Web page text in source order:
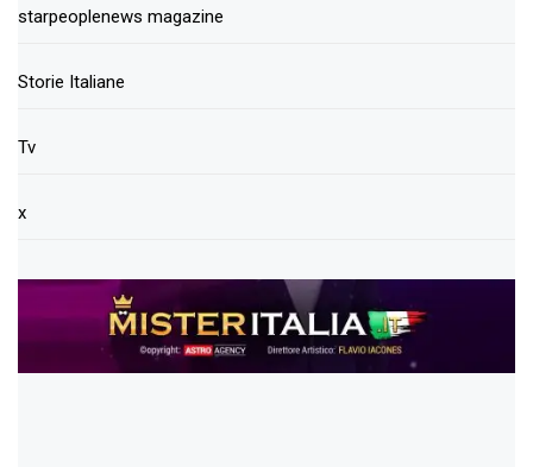
starpeoplenews magazine
Storie Italiane
Tv
x